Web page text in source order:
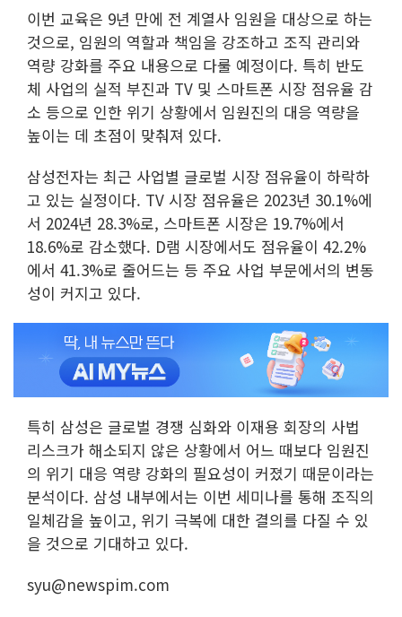
이번 교육은 9년 만에 전 계열사 임원을 대상으로 하는
것으로, 임원의 역할과 책임을 강조하고 조직 관리와
역량 강화를 주요 내용으로 다룰 예정이다. 특히 반도
체 사업의 실적 부진과 TV 및 스마트폰 시장 점유율 감
소 등으로 인한 위기 상황에서 임원진의 대응 역량을
높이는 데 초점이 맞춰져 있다.
삼성전자는 최근 사업별 글로벌 시장 점유율이 하락하
고 있는 실정이다. TV 시장 점유율은 2023년 30.1%에
서 2024년 28.3%로, 스마트폰 시장은 19.7%에서
18.6%로 감소했다. D램 시장에서도 점유율이 42.2%
에서 41.3%로 줄어드는 등 주요 사업 부문에서의 변동
성이 커지고 있다.
특히 삼성은 글로벌 경쟁 심화와 이재용 회장의 사법
리스크가 해소되지 않은 상황에서 어느 때보다 임원진
의 위기 대응 역량 강화의 필요성이 커졌기 때문이라는
분석이다. 삼성 내부에서는 이번 세미나를 통해 조직의
일체감을 높이고, 위기 극복에 대한 결의를 다질 수 있
을 것으로 기대하고 있다.
syu@newspim.com